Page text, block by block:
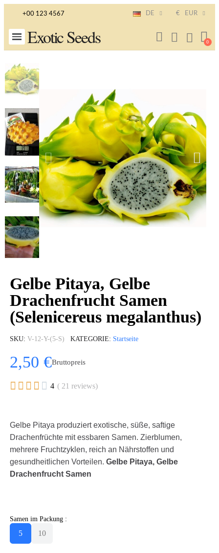
+00 123 4567 DE € EUR
Exotic Seeds
Gelbe Pitaya, Gelbe
Drachenfrucht Samen
(Selenicereus megalanthus)
SKU V-12-Y-(5-S) KATEGORIE Startseite
2,50 €Bruttopreis
     4 ( 21 reviews)
Gelbe Pitaya produziert exotische, süße, saftige
Drachenfrüchte mit essbaren Samen. Zierblumen,
mehrere Fruchtzyklen, reich an Nährstoffen und
gesundheitlichen Vorteilen. Gelbe Pitaya, Gelbe
Drachenfrucht Samen
Samen im Packung :
5 10